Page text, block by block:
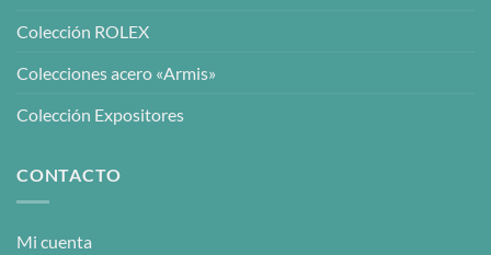
Colección ROLEX
Colecciones acero «Armis»
Colección Expositores
CONTACTO
Mi cuenta